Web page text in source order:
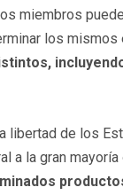
miembros
los mismos
libertad de los
a la gran